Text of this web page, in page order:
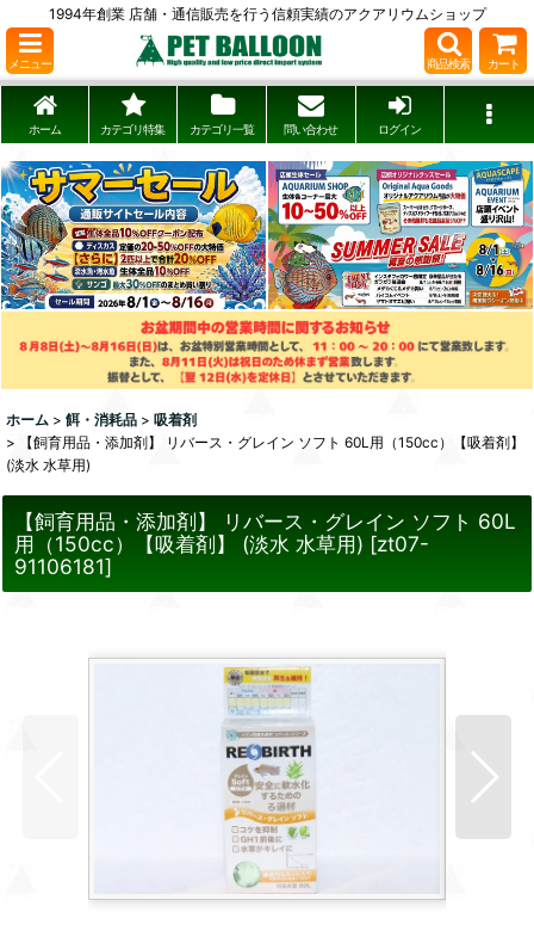
1994年創業 店舗・通信販売を行う信頼実績のアクアリウムショップ
メニュー 商品検索 カート
ホーム カテゴリ特集 カテゴリ一覧 問い合わせ ログイン
ホーム > 餌・消耗品 > 吸着剤
>
【飼育用品・添加剤】 リバース・グレイン ソフト 60L用（150cc）【吸着剤】
(淡水 水草用)
【飼育用品・添加剤】 リバース・グレイン ソフト 60L
用（150cc）【吸着剤】 (淡水 水草用) [zt07-
91106181]